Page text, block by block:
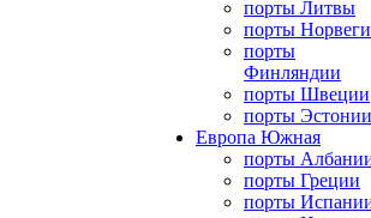
порты Литвы
порты
порты
Финляндии
порты Швеции
порты Эстонии
Европа Южная
порты
порты Греции
порты